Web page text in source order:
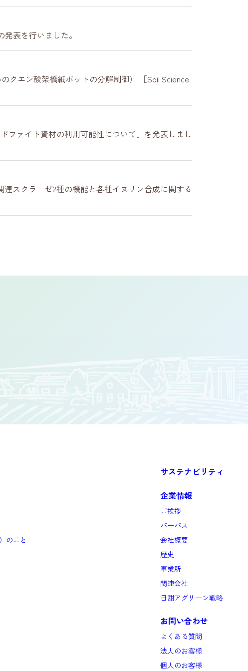
表を行いました。
クエン酸架橋紙ポットの分解制御） ［Soil Science
ファイト資材の利用可能性について」を発表しまし
スクラーゼ2種の機能と各種イヌリン合成に関する
のこと
サステナビリティ
企業情報
ご挨拶
パーパス
会社概要
歴史
事業所
関連会社
日甜アグリーン戦略
お問い合わせ
よくある質問
法人のお客様
個人のお客様